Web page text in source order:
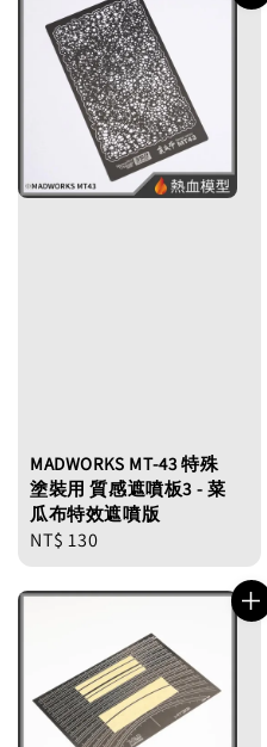
MADWORKS MT-43 特殊
塗裝用 質感遮噴板3 - 菜
瓜布特效遮噴版
Regular
NT$ 130